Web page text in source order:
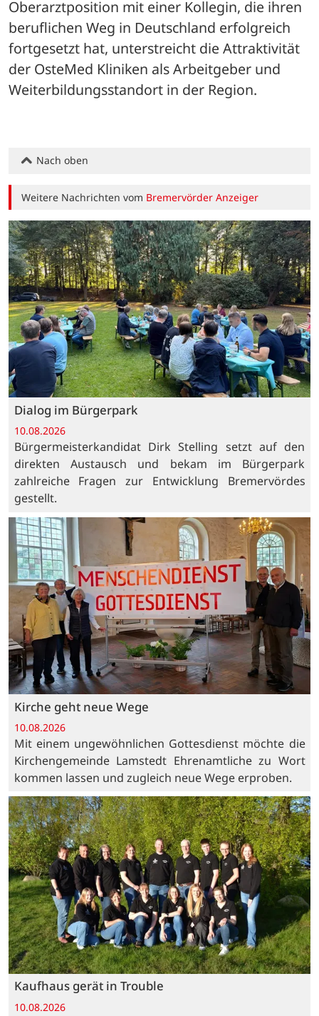
Oberarztposition mit einer Kollegin, die ihren
beruflichen Weg in Deutschland erfolgreich
fortgesetzt hat, unterstreicht die Attraktivität
der OsteMed Kliniken als Arbeitgeber und
Weiterbildungsstandort in der Region.
Nach oben
Weitere Nachrichten vom Bremervörder Anzeiger
Dialog im Bürgerpark
10.08.2026
Bürgermeisterkandidat Dirk Stelling setzt auf den
direkten Austausch und bekam im Bürgerpark
zahlreiche Fragen zur Entwicklung Bremervördes
gestellt.
Kirche geht neue Wege
10.08.2026
Mit einem ungewöhnlichen Gottesdienst möchte die
Kirchengemeinde Lamstedt Ehrenamtliche zu Wort
kommen lassen und zugleich neue Wege erproben.
Kaufhaus gerät in Trouble
10.08.2026